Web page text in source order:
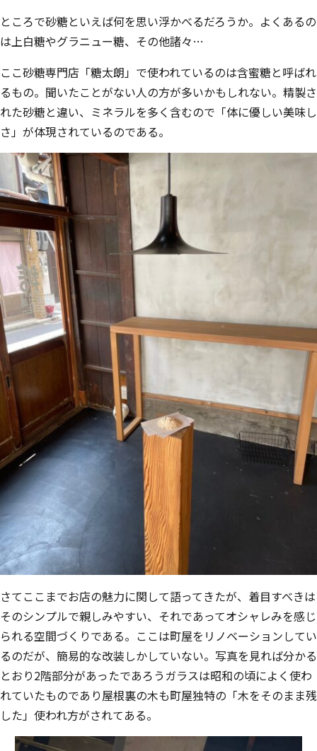
ところで砂糖といえば何を思い浮かべるだろうか。よくあるの
は上⽩糖やグラニュー糖、その他諸々…
ここ砂糖専⾨店「糖太朗」で使われているのは含蜜糖と呼ばれ
るもの。聞いたことがない⼈の⽅が多いかもしれない。精製さ
れた砂糖と違い、ミネラルを多く含むので 「体に優しい美味し
さ」が体現されているのである。
さてここまでお店の魅⼒に関して語ってきたが、着⽬すべきは
そのシンプルで親しみやすい、それであってオシャレみを感じ
られる空間づくりである。ここは町屋をリノベーションしてい
るのだが、簡易的な改装しかしていない。写真を⾒れば分かる
とおり2階部分があったであろうガラスは昭和の頃によく使わ
れていたものであり屋根裏の⽊も町屋独特の「⽊をそのまま残
した」使われ⽅がされてある。